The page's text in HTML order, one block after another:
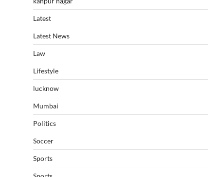
Latest
Latest News
Law
Lifestyle
lucknow
Mumbai
Politics
Soccer
Sports